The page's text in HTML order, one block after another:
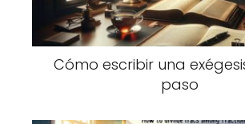
Cómo escribir una
paso